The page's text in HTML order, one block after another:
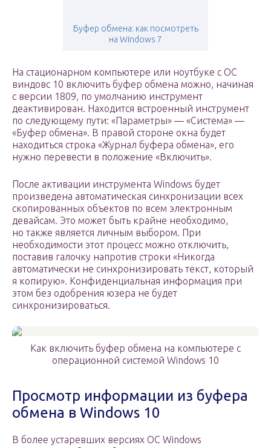
Буфер обмена: как посмотреть
на Windows 7
На стационарном компьютере или ноутбуке с ОС
виндовс 10 включить буфер обмена можно, начиная
с версии 1809, по умолчанию инструмент
деактивирован. Находится встроенный инструмент
по следующему пути: «Параметры» — «Система» —
«Буфер обмена». В правой стороне окна будет
находиться строка «Журнал буфера обмена», его
нужно перевести в положение «Включить».
После активации инструмента Windows будет
произведена автоматическая синхронизации всех
скопированных объектов по всем электронным
девайсам. Это может быть крайне необходимо,
но также является личным выбором. При
необходимости этот процесс можно отключить,
поставив галочку напротив строки «Никогда
автоматически не синхронизировать текст, который
я копирую». Конфиденциальная информация при
этом без одобрения юзера не будет
синхронизироваться.
Как включить буфер обмена на компьютере с
операционной системой Windows 10
Просмотр информации из буфера
обмена в Windows 10
В более устаревших версиях ОС Windows